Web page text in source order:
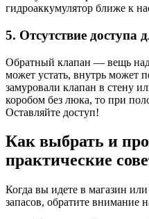
гидроаккумулятор ближе к
5. Отсутствие доступа
Обратный клапан — вещь
может устать, внутрь может
замуровали клапан в стену
коробом без люка, то при
Оставляйте доступ!
Как выбрать и
практические
Когда вы идете в магазин
запасов, обратите внимание